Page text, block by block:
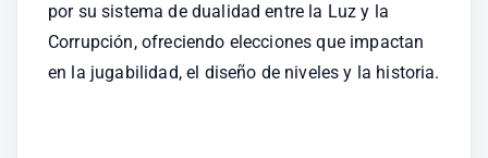
por su sistema de dualidad entre la Luz y la
Corrupción, ofreciendo elecciones que impactan
en la jugabilidad, el diseño de niveles y la historia.